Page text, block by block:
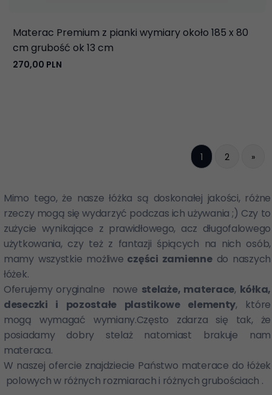
Materac Premium z pianki wymiary około 185 x 80
cm grubość ok 13 cm
270,00 PLN
1 2 »
Mimo tego, że nasze łóżka są doskonałej jakości, różne
rzeczy mogą się wydarzyć podczas ich używania ;) Czy to
zużycie wynikające z prawidłowego, acz długofalowego
użytkowania, czy też z fantazji śpiących na nich osób,
mamy wszystkie możliwe części zamiennedo naszych
łóżek.
Oferujemy oryginalne nowe stelaże, materace, kółka,
deseczki i pozostałe plastikowe elementy, które
mogą wymagać wymiany.Często zdarza się tak, że
posiadamy dobry stelaż natomiast brakuje nam
materaca.
W naszej ofercie znajdziecie Państwo materace do łóżek
polowych w różnych rozmiarach i różnych grubościach .